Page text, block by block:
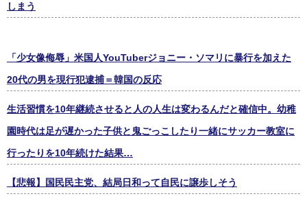
しまう
「少女像侮辱」米国人YouTuberジョニー・ソマリに暴行を加えた
20代の男を現行犯逮捕＝韓国の反応
生活習慣を10年継続させると人の人生は変わるんだと確信中。幼稚
園時代は足が遅かった子供と鬼ごっこしたり一緒にサッカー教室に
行ったりを10年続けた結果…
【悲報】国民民主党、結局日和って自民に譲歩しそう